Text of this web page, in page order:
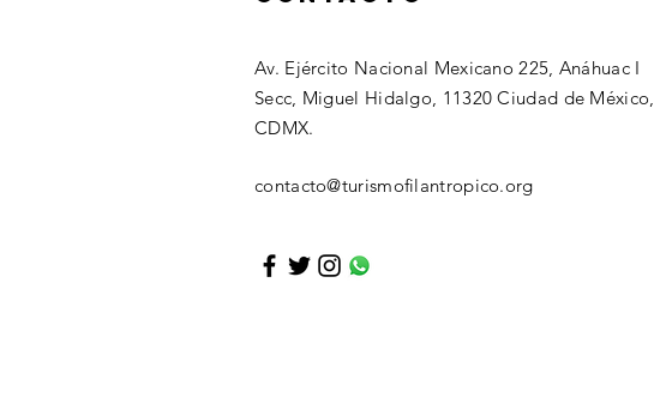
Av. Ejército Nacional Mexicano 225, Anáhuac I
Secc, Miguel Hidalgo, 11320 Ciudad de México,
CDMX.
contacto@turismofilantropico.org